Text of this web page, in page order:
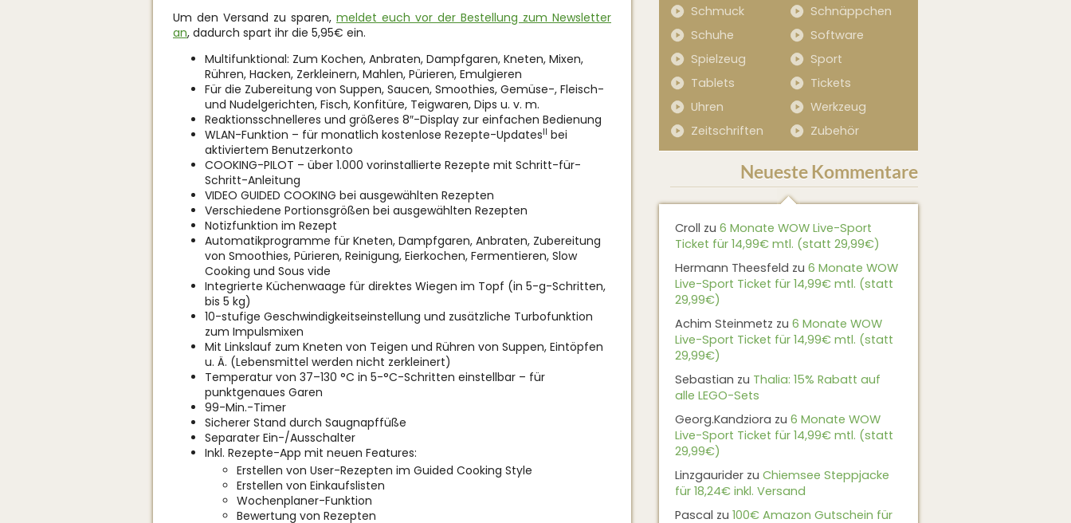
Um den Versand zu sparen, meldet euch vor der Bestellung zum Newsletter
an, dadurch spart ihr die 5,95€ ein.
Multifunktional: Zum Kochen, Anbraten, Dampfgaren, Kneten, Mixen,
Rühren, Hacken, Zerkleinern, Mahlen, Pürieren, Emulgieren
Für die Zubereitung von Suppen, Saucen, Smoothies, Gemüse-, Fleisch-
und Nudelgerichten, Fisch, Konfitüre, Teigwaren, Dips u. v. m.
Reaktionsschnelleres und größeres 8″-Display zur einfachen Bedienung
WLAN-Funktion – für monatlich kostenlose Rezepte-UpdatesII bei
aktiviertem Benutzerkonto
COOKING-PILOT – über 1.000 vorinstallierte Rezepte mit Schritt-für-
Schritt-Anleitung
VIDEO GUIDED COOKING bei ausgewählten Rezepten
Verschiedene Portionsgrößen bei ausgewählten Rezepten
Notizfunktion im Rezept
Automatikprogramme für Kneten, Dampfgaren, Anbraten, Zubereitung
von Smoothies, Pürieren, Reinigung, Eierkochen, Fermentieren, Slow
Cooking und Sous vide
Integrierte Küchenwaage für direktes Wiegen im Topf (in 5-g-Schritten,
bis 5 kg)
10-stufige Geschwindigkeitseinstellung und zusätzliche Turbofunktion
zum Impulsmixen
Mit Linkslauf zum Kneten von Teigen und Rühren von Suppen, Eintöpfen
u. Ä. (Lebensmittel werden nicht zerkleinert)
Temperatur von 37–130 °C in 5-°C-Schritten einstellbar – für
punktgenaues Garen
99-Min.-Timer
Sicherer Stand durch Saugnapffüße
Separater Ein-/Ausschalter
Inkl. Rezepte-App mit neuen Features:
Erstellen von User-Rezepten im Guided Cooking Style
Erstellen von Einkaufslisten
Wochenplaner-Funktion
Bewertung von Rezepten
Schmuck
Schnäppchen
Schuhe
Software
Spielzeug
Sport
Tablets
Tickets
Uhren
Werkzeug
Zeitschriften
Zubehör
Neueste Kommentare
Croll zu 6 Monate WOW Live-Sport
Ticket für 14,99€ mtl. (statt 29,99€)
Hermann Theesfeld zu 6 Monate WOW
Live-Sport Ticket für 14,99€ mtl. (statt
29,99€)
Achim Steinmetz zu 6 Monate WOW
Live-Sport Ticket für 14,99€ mtl. (statt
29,99€)
Sebastian zu Thalia: 15% Rabatt auf
alle LEGO-Sets
Georg.Kandziora zu 6 Monate WOW
Live-Sport Ticket für 14,99€ mtl. (statt
29,99€)
Linzgaurider zu Chiemsee Steppjacke
für 18,24€ inkl. Versand
Pascal zu 100€ Amazon Gutschein für